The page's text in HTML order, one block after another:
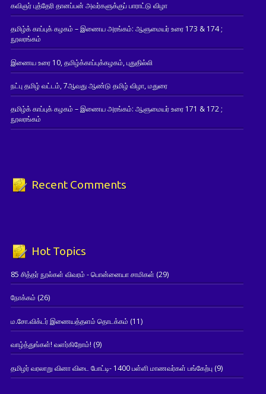
கவிஞர் புத்தேரி தானப்பன் அவர்களுக்குப் பாராட்டு விழா
தமிழ்க் காப்புக் கழகம் – இணைய அரங்கம்: ஆளுமையர் உரை 173 & 174 ;
நூலரங்கம்
இணைய உரை 10, தமிழ்க்காப்புக்கழகம், புதுதில்லி
நட்பு தமிழ் வட்டம், 7ஆவது ஆண்டு தமிழ் விழா, மதுரை
தமிழ்க் காப்புக் கழகம் – இணைய அரங்கம்: ஆளுமையர் உரை 171 & 172 ;
நூலரங்கம்
Recent Comments
Hot Topics
85 சித்தர் நூல்கள் விவரம் - பொன்னையா சாமிகள் (29)
நோக்கம் (26)
ம.சோ.விக்டர் இணையத்தளம் தொடக்கம் (11)
வாழ்த்துங்கள்! வளர்கிறோம்! (9)
தமிழர் வரலாறு வினா விடை போட்டி- 1400 பள்ளி மாணவர்கள் பங்கேற்பு(9)